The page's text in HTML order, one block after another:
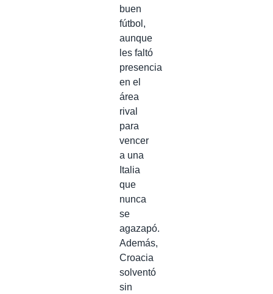
buen
fútbol,
aunque
les faltó
presencia
en el
área
rival
para
vencer
a una
Italia
que
nunca
se
agazapó.
Además,
Croacia
solventó
sin